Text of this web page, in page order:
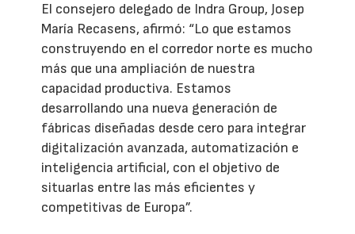
El consejero delegado de Indra Group, Josep
María Recasens, afirmó: “Lo que estamos
construyendo en el corredor norte es mucho
más que una ampliación de nuestra
capacidad productiva. Estamos
desarrollando una nueva generación de
fábricas diseñadas desde cero para integrar
digitalización avanzada, automatización e
inteligencia artificial, con el objetivo de
situarlas entre las más eficientes y
competitivas de Europa”.